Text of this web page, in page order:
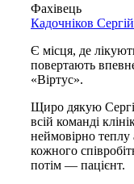
Фахівець
Кадочніков
Є місця, де
повертають
«Віртус».
Щиро дякую
всій команді
неймовірно
кожного
потім — пацієнт.